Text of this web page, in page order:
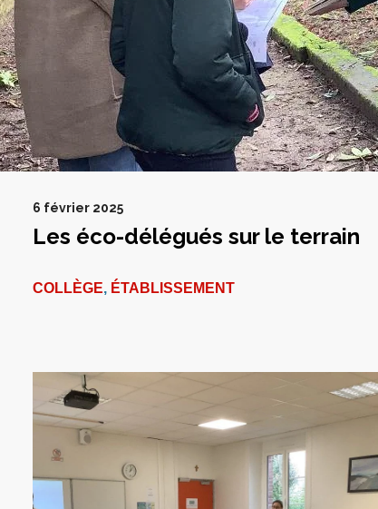
6 février 2025
Les éco-délégués sur le terrain
COLLÈGE, ÉTABLISSEMENT